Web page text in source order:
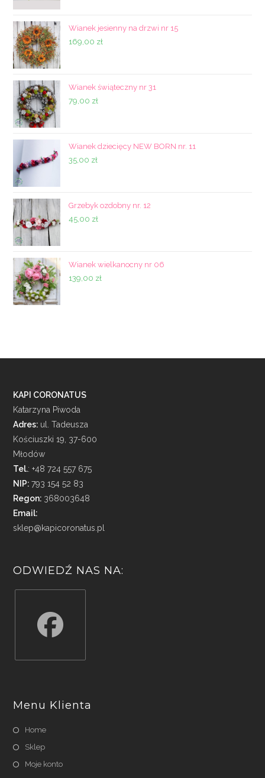
Wianek jesienny na drzwi nr 15
169,00 zł
Wianek świąteczny nr 31
79,00 zł
Wianek dziecięcy NEW BORN nr. 11
35,00 zł
Grzebyk ozdobny nr. 12
45,00 zł
Wianek wielkanocny nr 06
139,00 zł
KAPI CORONATUS
Katarzyna Piwoda
Adres: ul. Tadeusza
Kościuszki 19, 37-600
Młodów
Tel.: +48 724 557 675
NIP:793 154 52 83
Regon: 368003648
Email:
sklep@kapicoronatus.pl
ODWIEDŹ NAS NA:
new
tab
Menu Klienta
Home
Sklep
Moje konto